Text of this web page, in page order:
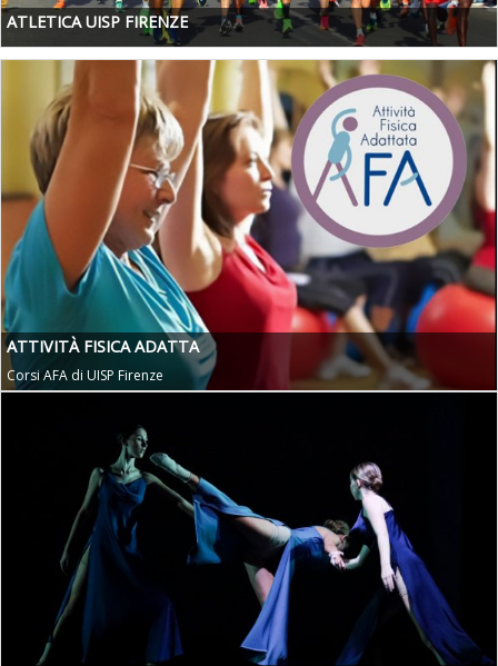
ATLETICA UISP FIRENZE
ATTIVITÀ FISICA ADATTA
Corsi AFA di UISP Firenze